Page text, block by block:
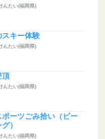
んたい(福岡県)
キー体験
んたい(福岡県)
頂
んたい(福岡県)
ーツごみ拾い（ビー
）
んたい(福岡県)